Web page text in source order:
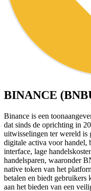
BINANCE
Binance is een
dat sinds de oprichting in
uitwisselingen ter wereld is
digitale activa voor handel,
interface, lage
handelsparen, waaronder
native token van het
betalen en biedt
aan het bieden van een